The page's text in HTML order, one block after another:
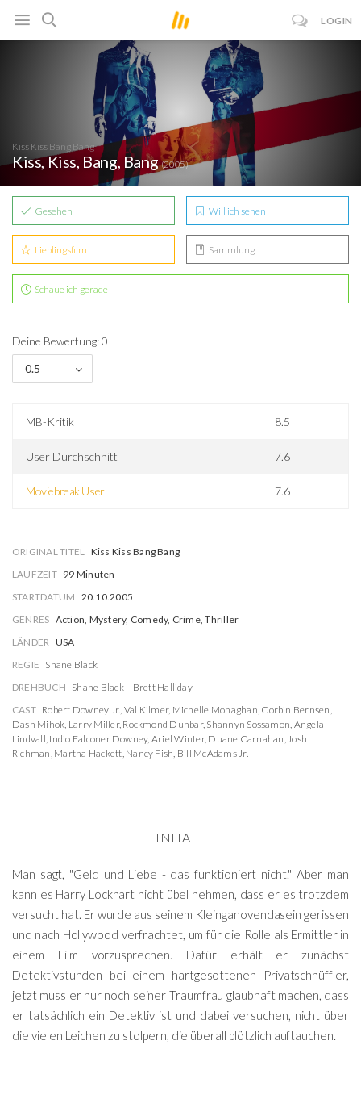
LOGIN
Kiss Kiss Bang Bang
Kiss, Kiss, Bang, Bang(2005)
Gesehen Will ich sehen
Lieblingsfilm Sammlung
Schaue ich gerade
Deine Bewertung: 0
0.5
MB-Kritik 8.5
User Durchschnitt 7.6
Moviebreak User 7.6
ORIGINAL TITEL Kiss Kiss Bang Bang
LAUFZEIT 99 Minuten
STARTDATUM 20.10.2005
GENRES Action, Mystery, Comedy, Crime, Thriller
LÄNDER USA
REGIE Shane Black
DREHBUCH Shane Black
Brett Halliday
CAST Robert Downey Jr., Val Kilmer, Michelle Monaghan, Corbin Bernsen,
Dash Mihok, Larry Miller, Rockmond Dunbar, Shannyn Sossamon, Angela
Lindvall, Indio Falconer Downey, Ariel Winter, Duane Carnahan,Josh
Richman, Martha Hackett, Nancy Fish, Bill McAdams Jr.
INHALT
Man sagt, "Geld und Liebe - das funktioniert nicht." Aber man
kann es Harry Lockhart nicht übel nehmen, dass er es trotzdem
versucht hat. Er wurde aus seinem Kleinganovendasein gerissen
und nach Hollywood verfrachtet, um für die Rolle als Ermittler in
einem Film vorzusprechen. Dafür erhält er zunächst
Detektivstunden bei einem hartgesottenen Privatschnüffler,
jetzt muss er nur noch seiner Traumfrau glaubhaft machen, dass
er tatsächlich ein Detektiv ist und dabei versuchen, nicht über
die vielen Leichen zu stolpern, die überall plötzlich auftauchen.